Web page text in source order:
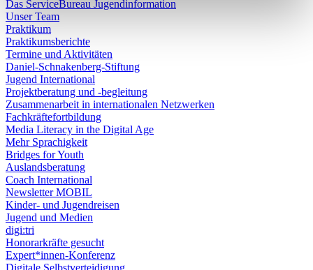
Das ServiceBureau Jugendinformation
Unser Team
Praktikum
Praktikumsberichte
Termine und Aktivitäten
Daniel-Schnakenberg-Stiftung
Jugend International
Projektberatung und -begleitung
Zusammenarbeit in internationalen Netzwerken
Fachkräftefortbildung
Media Literacy in the Digital Age
Mehr Sprachigkeit
Bridges for Youth
Auslandsberatung
Coach International
Newsletter MOBIL
Kinder- und Jugendreisen
Jugend und Medien
digi:tri
Honorarkräfte gesucht
Expert*innen-Konferenz
Digitale Selbstverteidigung